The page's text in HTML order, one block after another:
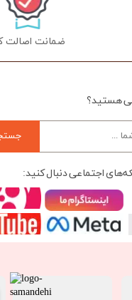
ضمانت اصالت
هستید؟
اجتماعی دنبال کنید: